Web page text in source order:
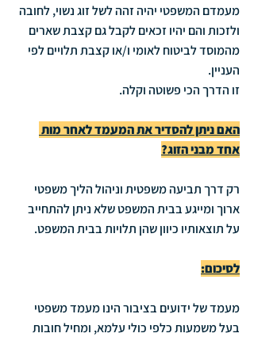
מעמדם המשפטי יהיה זהה לשל זוג נשוי, לחובה
ולזכות והם יהיו זכאים לקבל גם קצבת שארים
מהמוסד לביטוח לאומי ו/או קצבת תלויים לפי
העניין.
זו הדרך הכי פשוטה וקלה.
האם ניתן להסדיר את המעמד לאחר מות
אחד מבני הזוג?
רק דרך תביעה משפטית וניהול הליך משפטי
ארוך ומייגע בבית המשפט שלא ניתן להתחייב
על תוצאותיו כיוון שהן תלויות בבית המשפט.
לסיכום:
מעמד של ידועים בציבור הינו מעמד משפטי
בעל משמעות כלפי כולי עלמא, ומחיל חובות